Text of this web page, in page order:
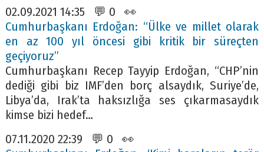
02.09.2021 14:35 💬 0 👀
Cumhurbaşkanı Erdoğan: “Ülke ve millet olarak
en az 100 yıl öncesi gibi kritik bir süreçten
geçiyoruz”
Cumhurbaşkanı Recep Tayyip Erdoğan, “CHP’nin
dediği gibi biz IMF’den borç alsaydık, Suriye’de,
Libya’da, Irak’ta haksızlığa ses çıkarmasaydık
kimse bizi hedef…
07.11.2020 22:39 💬 0 👀